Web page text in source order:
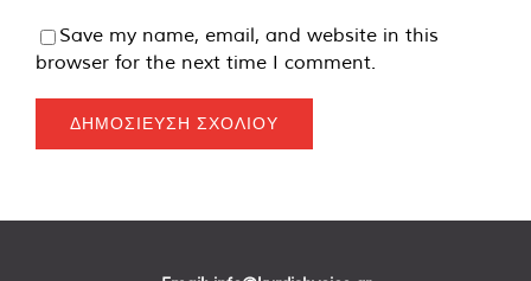
Save my name, email, and website in this
browser for the next time I comment.